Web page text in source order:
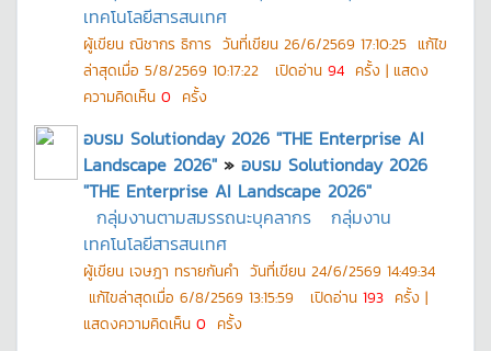
เทคโนโลยีสารสนเทศ
ผู้เขียน ณิชากร ธิการ วันที่เขียน 26/6/2569 17:10:25 แก้ไข
ล่าสุดเมื่อ 5/8/2569 10:17:22 เปิดอ่าน 94 ครั้ง | แสดง
ความคิดเห็น 0 ครั้ง
อบรม Solutionday 2026 "THE Enterprise AI
Landscape 2026" » อบรม Solutionday 2026
"THE Enterprise AI Landscape 2026"
กลุ่มงานตามสมรรถนะบุคลากร
กลุ่มงาน
เทคโนโลยีสารสนเทศ
ผู้เขียน เจษฎา ทรายกันคำ วันที่เขียน 24/6/2569 14:49:34
แก้ไขล่าสุดเมื่อ 6/8/2569 13:15:59 เปิดอ่าน 193 ครั้ง |
แสดงความคิดเห็น 0 ครั้ง